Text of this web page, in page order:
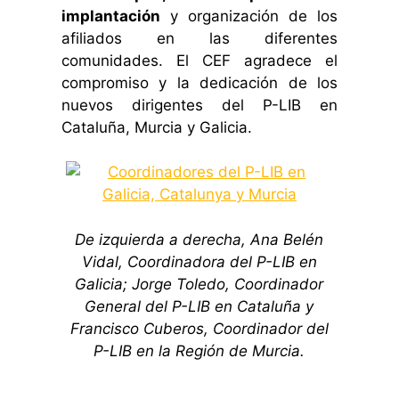
implantación y organización de los
afiliados en las diferentes
comunidades. El CEF agradece el
compromiso y la dedicación de los
nuevos dirigentes del P-LIB en
Cataluña, Murcia y Galicia.
De izquierda a derecha, Ana Belén
Vidal, Coordinadora del P-LIB en
Galicia; Jorge Toledo, Coordinador
General del P-LIB en Cataluña y
Francisco Cuberos, Coordinador del
P-LIB en la Región de Murcia.